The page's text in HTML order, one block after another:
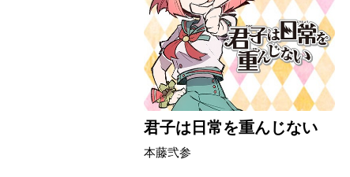
君子は日常を重んじない
本藤弐参